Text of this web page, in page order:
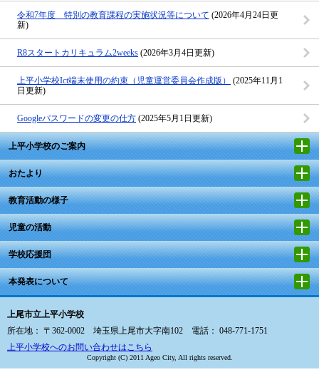
令和7年度 特別の教育課程の実施状況等について (2026年4月24日更
新)
R8スタートカリキュラム2weeks (2026年3月4日更新)
上平小学校Ict端末使用の約束（児童運営委員会作成版）
(2025年11月1
日更新)
Googleパスワードの変更の仕方 (2025年5月1日更新)
上平小学校のご案内
おたより
教育活動の様子
児童の活動
学校応援団
本発表について
上尾市立上平小学校
所在地： 〒362-0002 埼玉県上尾市大字南102 電話： 048-771-1751
上平小学校へのお問い合わせはこちら
Copyright (C) 2011 Ageo City, All rights reserved.